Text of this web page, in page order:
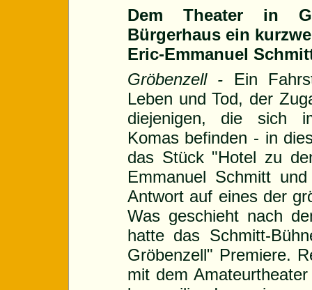
Dem Theater in
Bürgerhaus ein
Eric-Emmanuel
Gröbenzell - Ein
Leben und Tod, der
diejenigen, die sich
Komas befinden - in
das Stück "Hotel zu
Emmanuel Schmitt
Antwort auf eines der
Was geschieht nach
hatte das Schmitt-
Gröbenzell" Premiere.
mit dem